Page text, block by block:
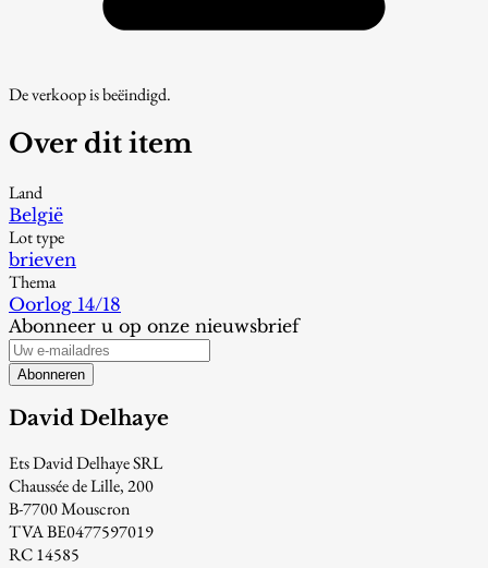
De verkoop is beëindigd.
Over dit item
Land
België
Lot type
brieven
Thema
Oorlog 14/18
Abonneer u op onze nieuwsbrief
Abonneren
David Delhaye
Ets David Delhaye SRL
Chaussée de Lille, 200
B-7700 Mouscron
TVA BE0477597019
RC 14585